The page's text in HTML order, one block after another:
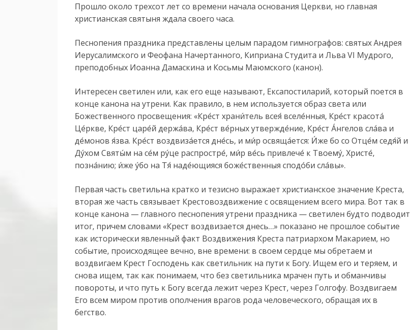
Прошло около трехсот лет со времени начала основания Церкви, но главная
христианская святыня ждала своего часа.
Песнопения праздника представлены целым парадом гимнографов: святых Андрея
Иерусалимского и Феофана Начертанного, Киприана Студита и Льва VI Мудрого,
преподобных Иоанна Дамаскина и Косьмы Маюмского (канон).
Интересен светилен или, как его еще называют, Ексапостиларий, который поется в
конце канона на утрени. Как правило, в нем используется образ света или
Божественного просвещения: «Кре́ст храни́тель всея́ вселе́нныя, Кре́ст красота́
Це́ркве, Кре́ст царе́й держа́ва, Кре́ст ве́рных утвержде́ние, Кре́ст А́нгелов сла́ва и
де́монов я́зва. Кре́ст воздвиза́ется дне́сь, и ми́р освяща́ется: И́же бо со Отце́м седя́й и
Ду́хом Святы́м на се́м ру́це распростре́, ми́р ве́сь привлече́ к Твоему́, Христе́,
позна́нию; и́же у́бо на Тя́ наде́ющияся боже́ственныя сподо́би сла́вы».
Первая часть светильна кратко и тезисно выражает христианское значение Креста,
вторая же часть связывает Крестовоздвижение с освящением всего мира. Вот так в
конце канона — главного песнопения утрени праздника — светилен будто подводит
итог, причем словами «Крест воздвизается днесь…» показано не прошлое событие
как исторически явленный факт Воздвижения Креста патриархом Макарием, но
событие, происходящее вечно, вне времени: в своем сердце мы обретаем и
воздвигаем Крест Господень как светильник на пути к Богу. Ищем его и теряем, и
снова ищем, так как понимаем, что без светильника мрачен путь и обманчивы
повороты, и что путь к Богу всегда лежит через Крест, через Голгофу. Воздвигаем
Его всем миром против ополчения врагов рода человеческого, обращая их в
бегство.